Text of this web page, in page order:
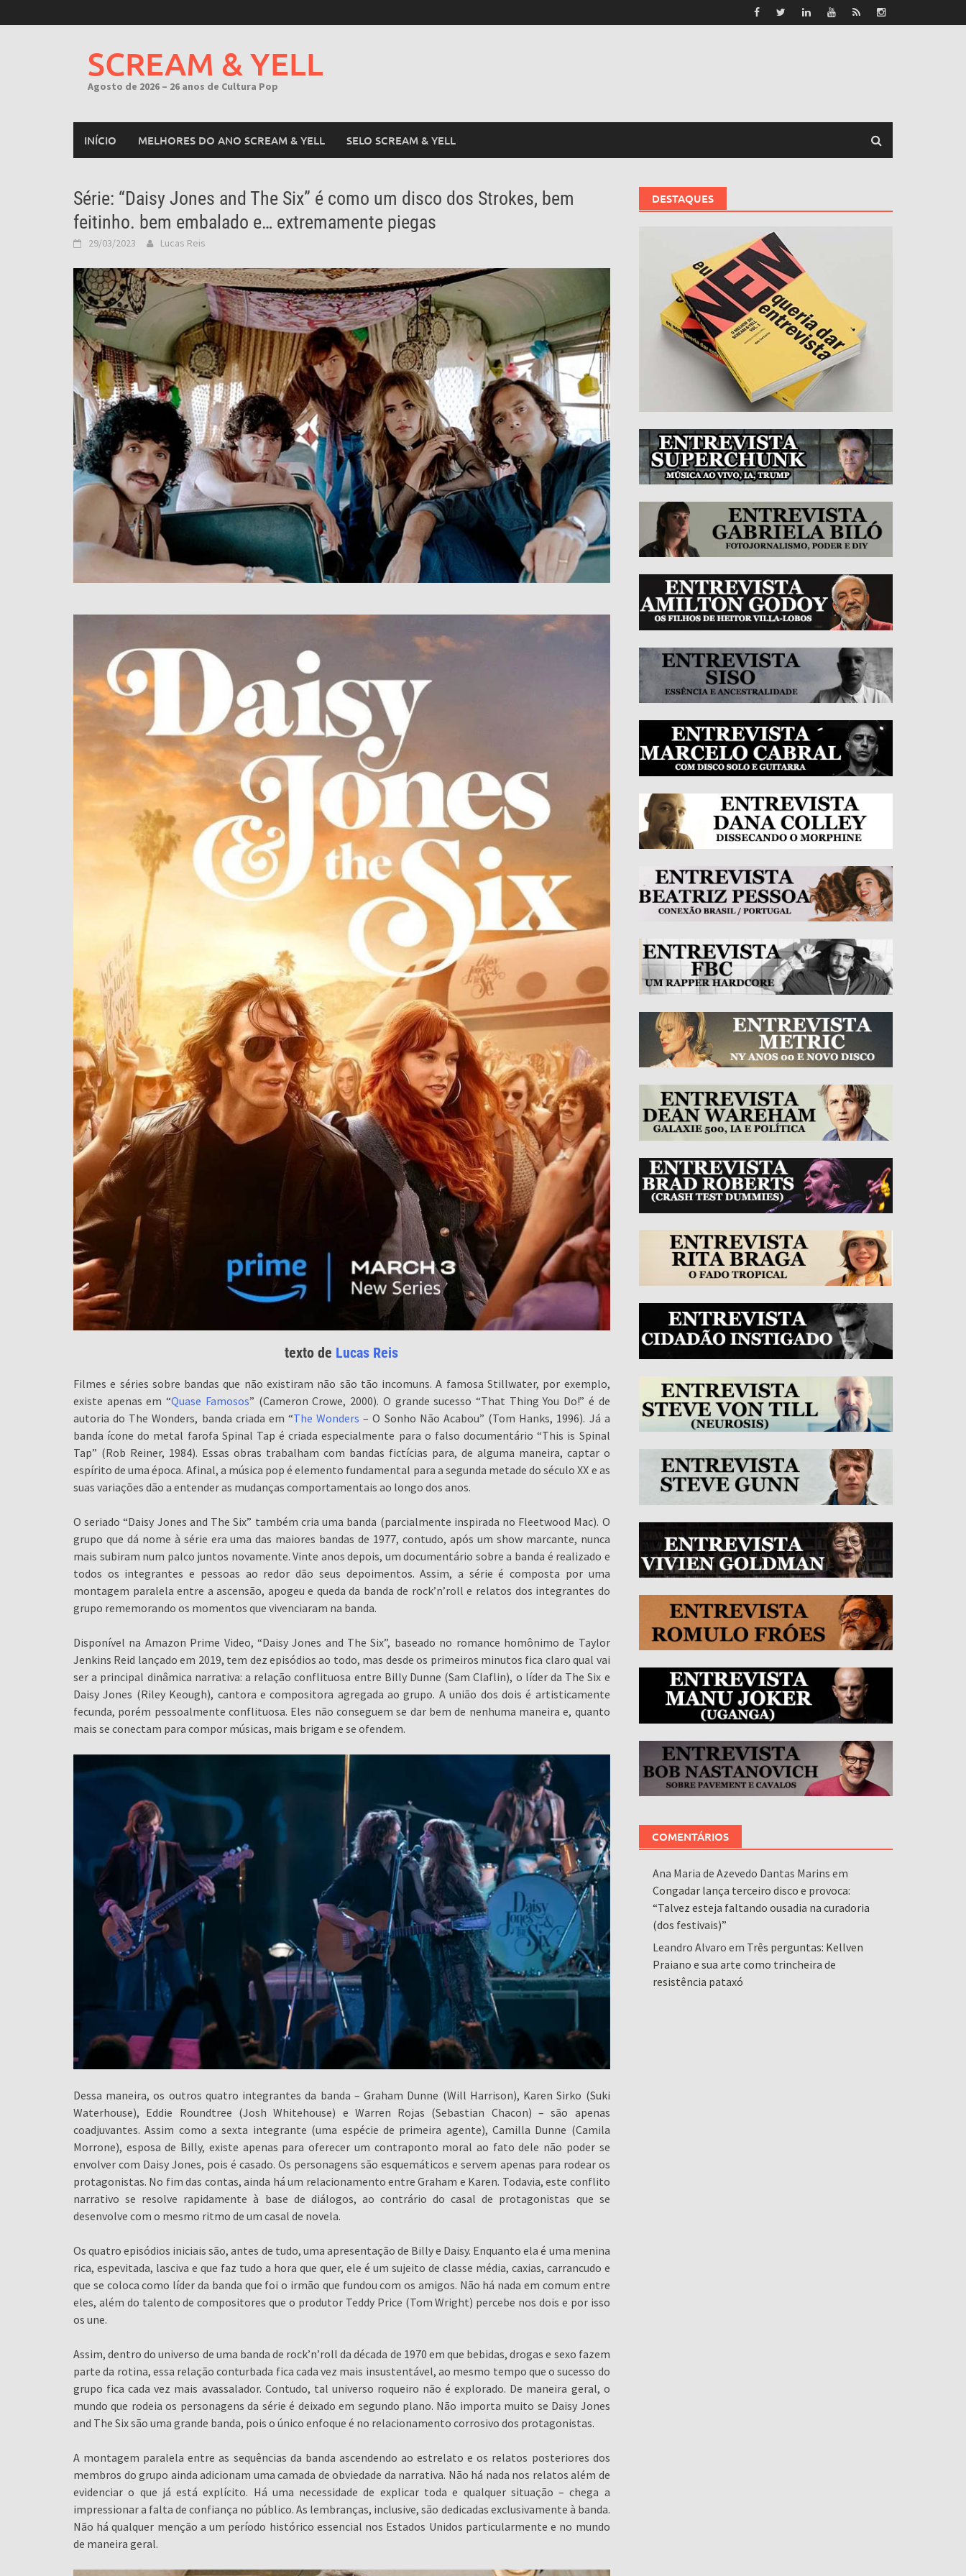
to
SCREAM & YELL
Agosto de 2026 – 26 anos de Cultura Pop
INÍCIO MELHORES DO ANO SCREAM & YELL SELO SCREAM & YELL
Série: “Daisy Jones and The Six” é como um disco dos Strokes, bem
feitinho. bem embalado e… extremamente piegas
29/03/2023 Lucas Reis
texto de Lucas Reis
Filmes e séries sobre bandas que não existiram não são tão incomuns. A famosa Stillwater, por exemplo,
existe apenas em “Quase Famosos” (Cameron Crowe, 2000). O grande sucesso “That Thing You Do!” é de
autoria do The Wonders, banda criada em “The Wonders – O Sonho Não Acabou” (Tom Hanks, 1996). Já a
banda ícone do metal farofa Spinal Tap é criada especialmente para o falso documentário “This is Spinal
Tap” (Rob Reiner, 1984). Essas obras trabalham com bandas fictícias para, de alguma maneira, captar o
espírito de uma época. Afinal, a música pop é elemento fundamental para a segunda metade do século XX e as
suas variações dão a entender as mudanças comportamentais ao longo dos anos.
O seriado “Daisy Jones and The Six” também cria uma banda (parcialmente inspirada no Fleetwood Mac). O
grupo que dá nome à série era uma das maiores bandas de 1977, contudo, após um show marcante, nunca
mais subiram num palco juntos novamente. Vinte anos depois, um documentário sobre a banda é realizado e
todos os integrantes e pessoas ao redor dão seus depoimentos. Assim, a série é composta por uma
montagem paralela entre a ascensão, apogeu e queda da banda de rock’n’roll e relatos dos integrantes do
grupo rememorando os momentos que vivenciaram na banda.
Disponível na Amazon Prime Video, “Daisy Jones and The Six”, baseado no romance homônimo de Taylor
Jenkins Reid lançado em 2019, tem dez episódios ao todo, mas desde os primeiros minutos fica claro qual vai
ser a principal dinâmica narrativa: a relação conflituosa entre Billy Dunne (Sam Claflin), o líder da The Six e
Daisy Jones (Riley Keough), cantora e compositora agregada ao grupo. A união dos dois é artisticamente
fecunda, porém pessoalmente conflituosa. Eles não conseguem se dar bem de nenhuma maneira e, quanto
mais se conectam para compor músicas, mais brigam e se ofendem.
Dessa maneira, os outros quatro integrantes da banda – Graham Dunne (Will Harrison), Karen Sirko (Suki
Waterhouse), Eddie Roundtree (Josh Whitehouse) e Warren Rojas (Sebastian Chacon) – são apenas
coadjuvantes. Assim como a sexta integrante (uma espécie de primeira agente), Camilla Dunne (Camila
Morrone), esposa de Billy, existe apenas para oferecer um contraponto moral ao fato dele não poder se
envolver com Daisy Jones, pois é casado. Os personagens são esquemáticos e servem apenas para rodear os
protagonistas. No fim das contas, ainda há um relacionamento entre Graham e Karen. Todavia, este conflito
narrativo se resolve rapidamente à base de diálogos, ao contrário do casal de protagonistas que se
desenvolve com o mesmo ritmo de um casal de novela.
Os quatro episódios iniciais são, antes de tudo, uma apresentação de Billy e Daisy. Enquanto ela é uma menina
rica, espevitada, lasciva e que faz tudo a hora que quer, ele é um sujeito de classe média, caxias, carrancudo e
que se coloca como líder da banda que foi o irmão que fundou com os amigos. Não há nada em comum entre
eles, além do talento de compositores que o produtor Teddy Price (Tom Wright) percebe nos dois e por isso
os une.
Assim, dentro do universo de uma banda de rock’n’roll da década de 1970 em que bebidas, drogas e sexo fazem
parte da rotina, essa relação conturbada fica cada vez mais insustentável, ao mesmo tempo que o sucesso do
grupo fica cada vez mais avassalador. Contudo, tal universo roqueiro não é explorado. De maneira geral, o
mundo que rodeia os personagens da série é deixado em segundo plano. Não importa muito se Daisy Jones
and The Six são uma grande banda, pois o único enfoque é no relacionamento corrosivo dos protagonistas.
A montagem paralela entre as sequências da banda ascendendo ao estrelato e os relatos posteriores dos
membros do grupo ainda adicionam uma camada de obviedade da narrativa. Não há nada nos relatos além de
evidenciar o que já está explícito. Há uma necessidade de explicar toda e qualquer situação – chega a
impressionar a falta de confiança no público. As lembranças, inclusive, são dedicadas exclusivamente à banda.
Não há qualquer menção a um período histórico essencial nos Estados Unidos particularmente e no mundo
de maneira geral.
DESTAQUES
COMENTÁRIOS
Ana Maria de Azevedo Dantas Marins em
Congadar lança terceiro disco e provoca:
“Talvez esteja faltando ousadia na curadoria
(dos festivais)”
Leandro Alvaro em Três perguntas: Kellven
Praiano e sua arte como trincheira de
resistência pataxó